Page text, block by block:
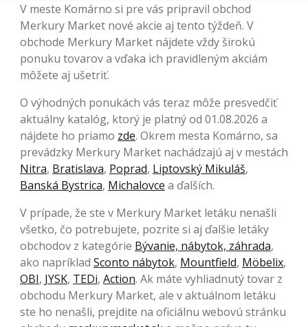
V meste Komárno si pre vás pripravil obchod
Merkury Market nové akcie aj tento týždeň. V
obchode Merkury Market nájdete vždy širokú
ponuku tovarov a vďaka ich pravidleným akciám
môžete aj ušetriť.
O výhodných ponukách vás teraz môže presvedčiť
aktuálny katalóg, ktorý je platný od 01.08.2026 a
nájdete ho priamo zde. Okrem mesta Komárno, sa
prevádzky Merkury Market nachádzajú aj v mestách
Nitra, Bratislava, Poprad, Liptovský Mikuláš,
Banská Bystrica, Michalovce a ďalších.
V prípade, že ste v Merkury Market letáku nenašli
všetko, čo potrebujete, pozrite si aj ďalšie letáky
obchodov z kategórie Bývanie, nábytok, záhrada,
ako napríklad Sconto nábytok, Mountfield, Möbelix,
OBI, JYSK, TEDi, Action. Ak máte vyhliadnutý tovar z
obchodu Merkury Market, ale v aktuálnom letáku
ste ho nenašli, prejdite na oficiálnu webovú stránku